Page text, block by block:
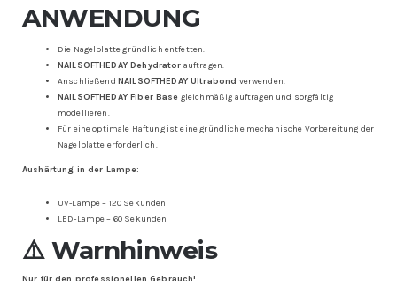
ANWENDUNG
Die Nagelplatte gründlich entfetten.
NAILSOFTHEDAY Dehydrator auftragen.
Anschließend NAILSOFTHEDAY Ultrabond verwenden.
NAILSOFTHEDAY Fiber Base gleichmäßig auftragen und sorgfältig
modellieren.
Für eine optimale Haftung ist eine gründliche mechanische Vorbereitung der
Nagelplatte erforderlich.
Aushärtung in der Lampe:
UV-Lampe – 120 Sekunden
LED-Lampe – 60 Sekunden
⚠️ Warnhinweis